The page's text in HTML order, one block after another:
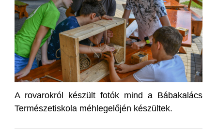
A rovarokról készült fotók mind a Bábakalács
Természetiskola méhlegelőjén készültek.